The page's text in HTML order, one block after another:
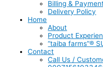
Billing &
Delivery Policy
Home
About
Product
“taiba farms”®
Contact
Call Us /